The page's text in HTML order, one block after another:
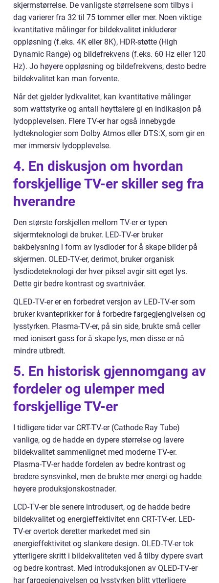
skjermstørrelse. De vanligste størrelsene som tilbys i
dag varierer fra 32 til 75 tommer eller mer. Noen viktige
kvantitative målinger for bildekvalitet inkluderer
oppløsning (f.eks. 4K eller 8K), HDR-støtte (High
Dynamic Range) og bildefrekvens (f.eks. 60 Hz eller 120
Hz). Jo høyere oppløsning og bildefrekvens, desto bedre
bildekvalitet kan man forvente.
Når det gjelder lydkvalitet, kan kvantitative målinger
som wattstyrke og antall høyttalere gi en indikasjon på
lydopplevelsen. Flere TV-er har også innebygde
lydteknologier som Dolby Atmos eller DTS:X, som gir en
mer immersiv lydopplevelse.
4. En diskusjon om hvordan
forskjellige TV-er skiller seg fra
hverandre
Den største forskjellen mellom TV-er er typen
skjermteknologi de bruker. LED-TV-er bruker
bakbelysning i form av lysdioder for å skape bilder på
skjermen. OLED-TV-er, derimot, bruker organisk
lysdiodeteknologi der hver piksel avgir sitt eget lys.
Dette gir bedre kontrast og svartnivåer.
QLED-TV-er er en forbedret versjon av LED-TV-er som
bruker kvanteprikker for å forbedre fargegjengivelsen og
lysstyrken. Plasma-TV-er, på sin side, brukte små celler
med ionisert gass for å skape lys, men disse er nå
mindre utbredt.
5. En historisk gjennomgang av
fordeler og ulemper med
forskjellige TV-er
I tidligere tider var CRT-TV-er (Cathode Ray Tube)
vanlige, og de hadde en dypere størrelse og lavere
bildekvalitet sammenlignet med moderne TV-er.
Plasma-TV-er hadde fordelen av bedre kontrast og
bredere synsvinkel, men de brukte mer energi og hadde
høyere produksjonskostnader.
LCD-TV-er ble senere introdusert, og de hadde bedre
bildekvalitet og energieffektivitet enn CRT-TV-er. LED-
TV-er overtok deretter markedet med sin
energieffektivitet og slankere design. OLED-TV-er tok
ytterligere skritt i bildekvaliteten ved å tilby dypere svart
og bedre kontrast. Med introduksjonen av QLED-TV-er
har fargegjengivelsen og lysstyrken blitt ytterligere